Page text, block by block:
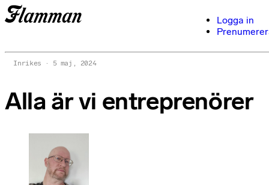
Logga in
Inrikes 5 maj, 2024
Alla är vi entreprenörer